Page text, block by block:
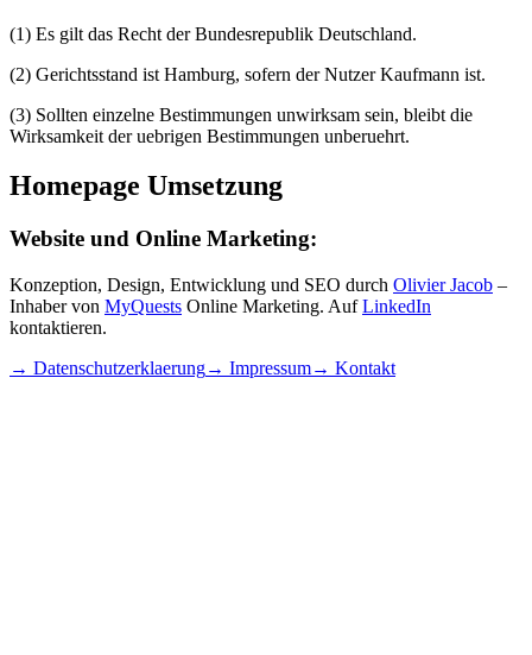
(1) Es gilt das Recht der Bundesrepublik Deutschland.
(2) Gerichtsstand ist Hamburg, sofern der Nutzer Kaufmann ist.
(3) Sollten einzelne Bestimmungen unwirksam sein, bleibt die
Wirksamkeit der uebrigen Bestimmungen unberuehrt.
Homepage Umsetzung
Website und Online Marketing:
Konzeption, Design, Entwicklung und SEO durch Olivier Jacob –
Inhaber von MyQuests Online Marketing. Auf LinkedIn
kontaktieren.
→ Datenschutzerklaerung→ Impressum→ Kontakt